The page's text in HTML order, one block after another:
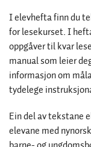
I elevhefta finn du
for lesekurset. I
oppgåver til kvar
manual som leier
informasjon om
tydelege
Ein del av tekstane
elevane med